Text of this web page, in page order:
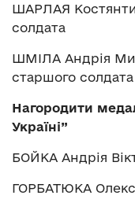
ШАРЛАЯ
солдата
ШМІЛА Андрія
старшого солдата
Нагородити
Україні”
БОЙКА Андрія
ГОРБАТЮКА